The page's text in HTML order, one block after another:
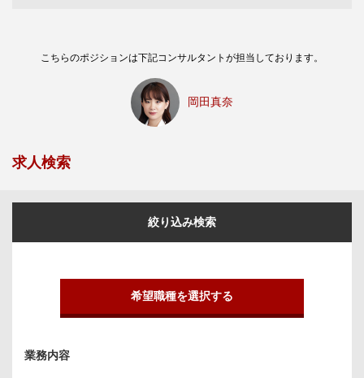
こちらのポジションは下記コンサルタントが担当しております。
岡田真奈
求人検索
絞り込み検索
希望職種を選択する
業務内容